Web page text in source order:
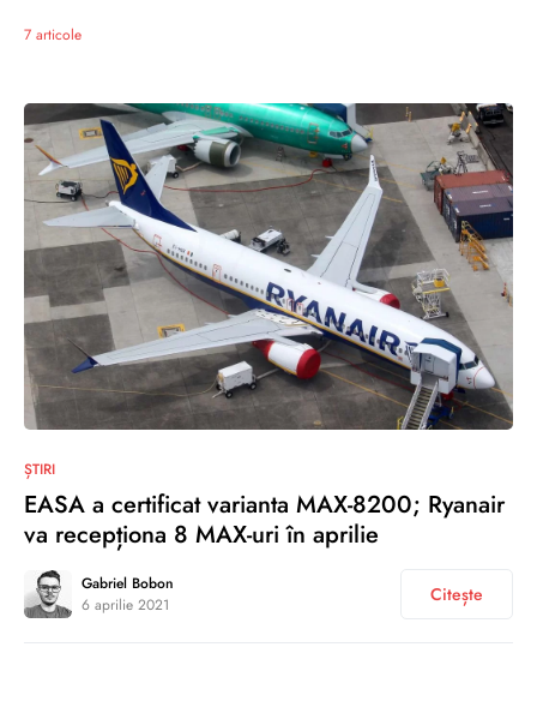
7 articole
ȘTIRI
EASA a certificat varianta MAX-8200; Ryanair
va recepționa 8 MAX-uri în aprilie
Gabriel Bobon
6 aprilie 2021
Citește